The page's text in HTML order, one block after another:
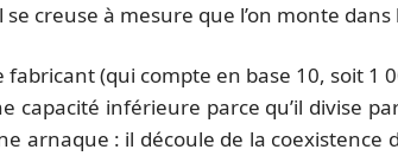
creuse à mesure que l’on monte dans
(qui compte en base 10, soit 1
capacité inférieure parce qu’il divise
arnaque : il découle de la coexistence